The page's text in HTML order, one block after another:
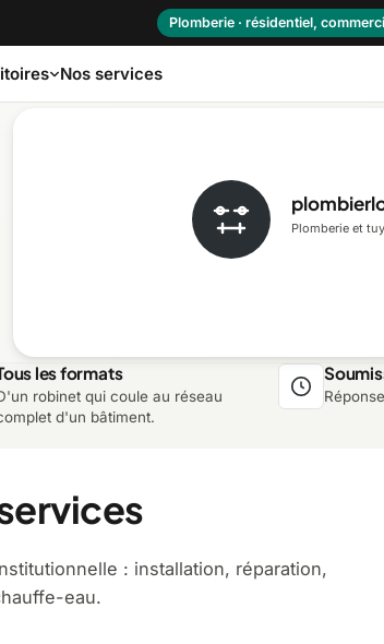
Plomberie · résidentiel,
Centre-du-
Laval Mauricie
Nord-du-Québec
Nos services
Plomberie et
les formats
robinet qui coule au réseau
d'un bâtiment.
: installation, réparation,
eau.